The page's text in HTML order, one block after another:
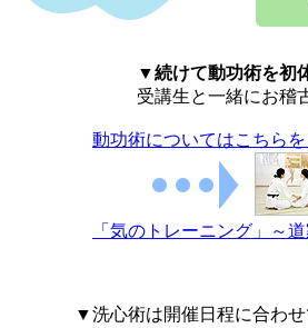
▼続けて動功術を初
受講生と一緒にお稽
動功術についてはこちらを
「気のトレーニング」～
▼洗心術は開催日程に合わ